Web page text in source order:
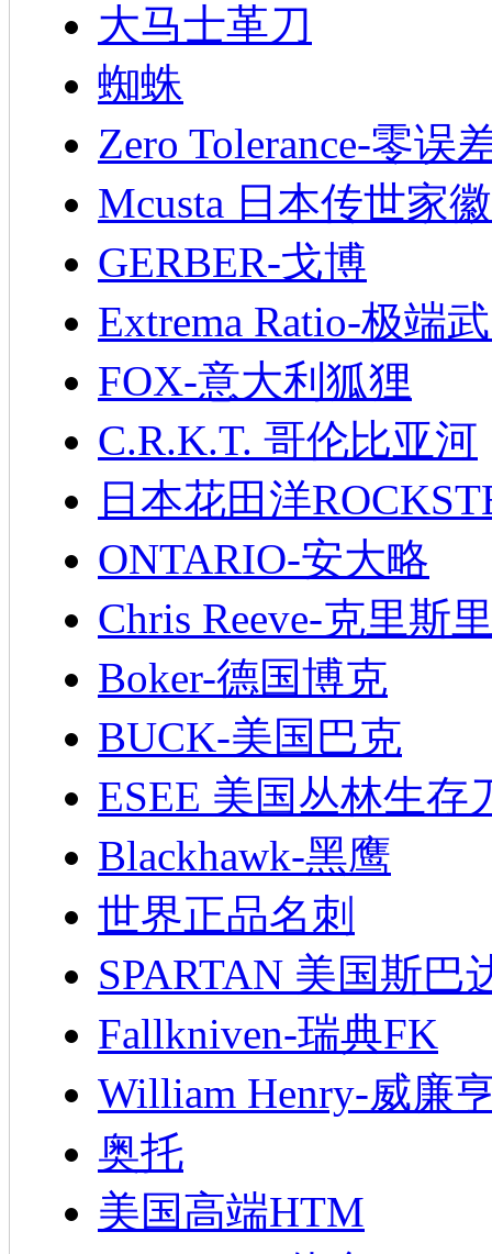
大马士革刀
蜘蛛
Zero Tolerance-零误
Mcusta 日本传世家徽
GERBER-戈博
Extrema Ratio-极端
FOX-意大利狐狸
C.R.K.T. 哥伦比亚河
日本花田洋
ONTARIO-安大略
Chris Reeve-克里斯
Boker-德国博克
BUCK-美国巴克
ESEE 美国丛林生存
Blackhawk-黑鹰
世界正品名刺
SPARTAN 美国斯巴
Fallkniven-瑞典FK
William Henry-威廉
奥托
美国高端HTM